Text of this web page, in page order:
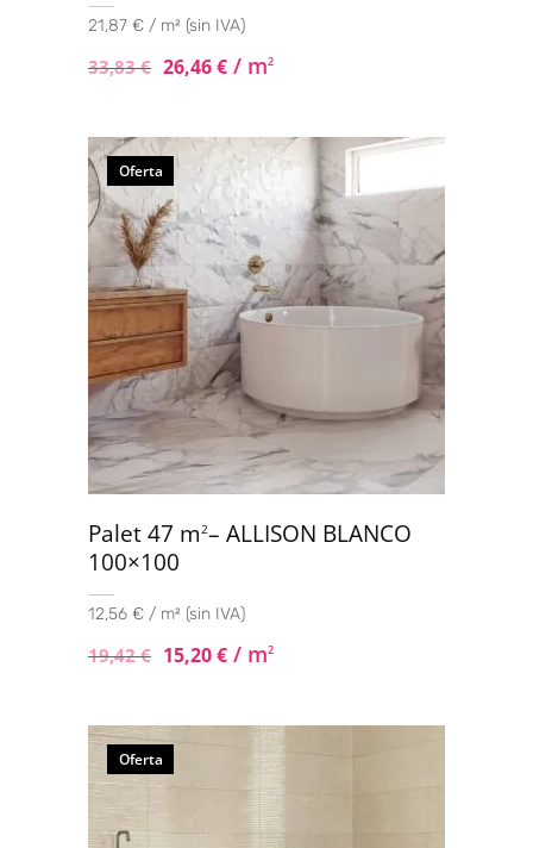
21,87 € / m² (sin IVA)
33,83€ 26,46€ / m2
Oferta
Palet 47 m2– ALLISON BLANCO
100×100
12,56 € / m² (sin IVA)
19,42€ 15,20€ / m2
Oferta